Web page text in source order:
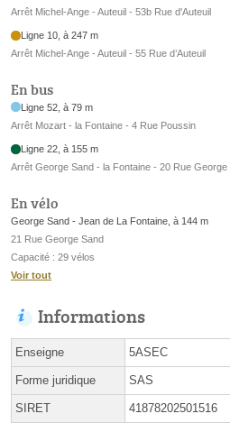
Arrêt Michel-Ange - Auteuil - 53b Rue d'Auteuil
Ligne 10, à 247 m
Arrêt Michel-Ange - Auteuil - 55 Rue d’Auteuil
En bus
Ligne 52, à 79 m
Arrêt Mozart - la Fontaine - 4 Rue Poussin
Ligne 22, à 155 m
Arrêt George Sand - la Fontaine - 20 Rue George
En vélo
George Sand - Jean de La Fontaine, à 144 m
21 Rue George Sand
Capacité : 29 vélos
Voir tout
Informations
Enseigne 5ASEC
Forme juridique SAS
SIRET 41878202501516